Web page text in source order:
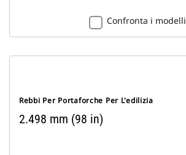
Confronta i modelli
Rebbi Per Portaforche Per L'edilizia
2.498 mm (98 in)